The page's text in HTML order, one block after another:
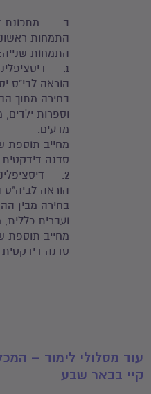
ב. מתכונת
התמחות ראשונה
התמחות שנייה:
הוראה לבי"ס
בחירה מתוך
וספרות
מדעים.
סדנה
הוראה לביה"ס
בחירה מבין
ועברית
סדנה
עוד מסלולי לימוד –
קיי בבאר שבע